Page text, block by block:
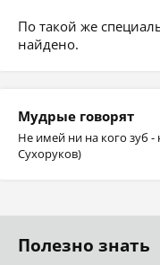
По такой же
найдено.
Мудрые говорят
Не имей ни на кого зуб
Сухоруков)
Полезно знать